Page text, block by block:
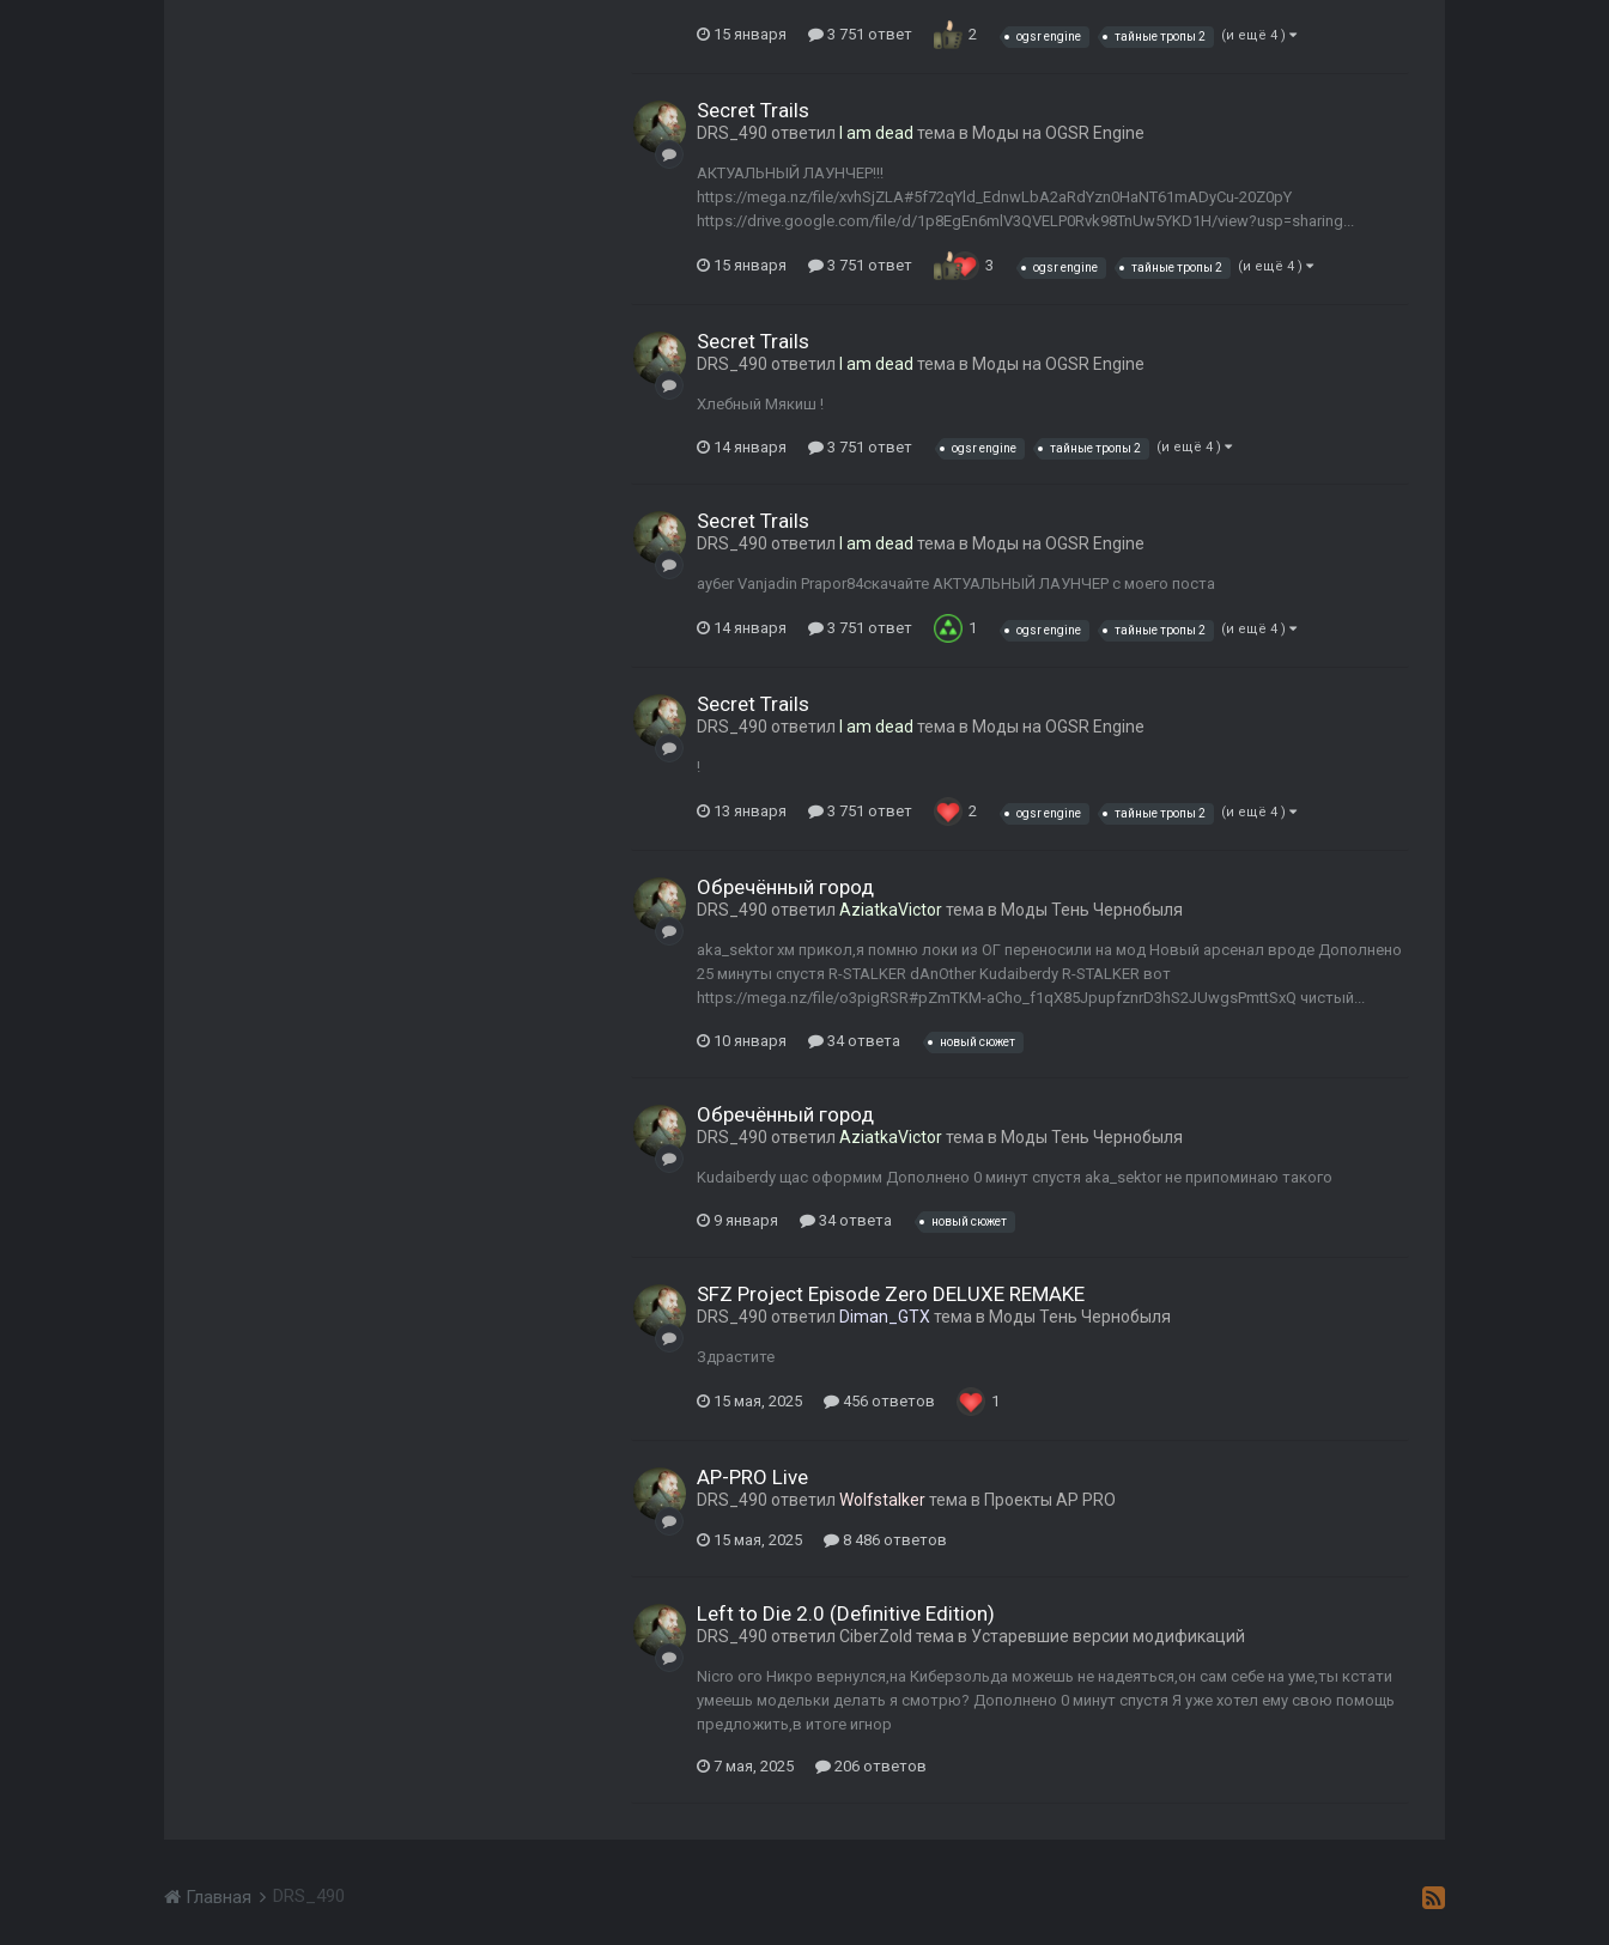
15 января 3 751 ответ 2 ogsr engine тайные тропы 2 (и ещё 4 )
Secret Trails
DRS_490 ответил I am dead тема в Моды на OGSR Engine
АКТУАЛЬНЫЙ ЛАУНЧЕР!!!
https://mega.nz/file/xvhSjZLA#5f72qYld_EdnwLbA2aRdYzn0HaNT61mADyCu-20Z0pY
https://drive.google.com/file/d/1p8EgEn6mlV3QVELP0Rvk98TnUw5YKD1H/view?usp=sharing...
15 января 3 751 ответ 3 ogsr engine тайные тропы 2 (и ещё 4 )
Secret Trails
DRS_490 ответил I am dead тема в Моды на OGSR Engine
Хлебный Мякиш !
14 января 3 751 ответ ogsr engine тайные тропы 2 (и ещё 4 )
Secret Trails
DRS_490 ответил I am dead тема в Моды на OGSR Engine
ay6er Vanjadin Prapor84скачайте АКТУАЛЬНЫЙ ЛАУНЧЕР с моего поста
14 января 3 751 ответ 1 ogsr engine тайные тропы 2 (и ещё 4 )
Secret Trails
DRS_490 ответил I am dead тема в Моды на OGSR Engine
!
13 января 3 751 ответ 2 ogsr engine тайные тропы 2 (и ещё 4 )
Обречённый город
DRS_490 ответил AziatkaVictorтема в Моды Тень Чернобыля
aka_sektor хм прикол,я помню локи из ОГ переносили на мод Новый арсенал вроде Дополнено
25 минуты спустя R-STALKER dAnOther Kudaiberdy R-STALKER вот
https://mega.nz/file/o3pigRSR#pZmTKM-aCho_f1qX85JpupfznrD3hS2JUwgsPmttSxQ чистый...
10 января 34 ответа новый сюжет
Обречённый город
DRS_490 ответил AziatkaVictorтема в Моды Тень Чернобыля
Kudaiberdy щас оформим Дополнено 0 минут спустя aka_sektor не припоминаю такого
9 января 34 ответа новый сюжет
SFZ Project Episode Zero DELUXE REMAKE
DRS_490 ответил Diman_GTX тема в Моды Тень Чернобыля
Здрастите
15 мая, 2025 456 ответов 1
AP-PRO Live
DRS_490 ответил Wolfstalkerтема в Проекты AP PRO
15 мая, 2025 8 486 ответов
Left to Die 2.0 (Definitive Edition)
DRS_490 ответил CiberZold тема в Устаревшие версии модификаций
Nicro ого Никро вернулся,на Киберзольда можешь не надеяться,он сам себе на уме,ты кстати
умеешь модельки делать я смотрю? Дополнено 0 минут спустя Я уже хотел ему свою помощь
предложить,в итоге игнор
7 мая, 2025 206 ответов
Главная DRS_490